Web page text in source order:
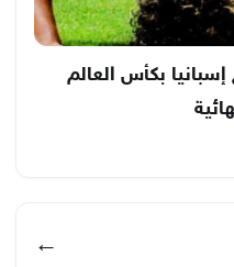
بكأس العالم
←